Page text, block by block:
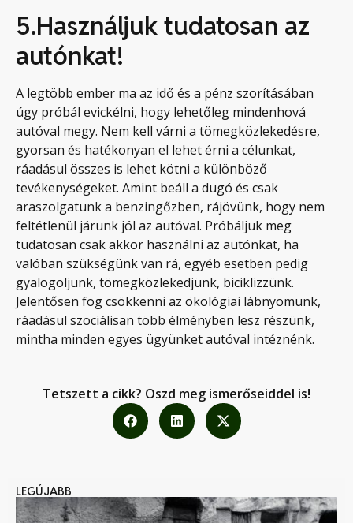
5.Használjuk tudatosan az
autónkat!
A legtöbb ember ma az idő és a pénz szorításában
úgy próbál evickélni, hogy lehetőleg mindenhová
autóval megy. Nem kell várni a tömegközlekedésre,
gyorsan és hatékonyan el lehet érni a célunkat,
ráadásul összes is lehet kötni a különböző
tevékenységeket. Amint beáll a dugó és csak
araszolgatunk a benzingőzben, rájövünk, hogy nem
feltétlenül járunk jól az autóval. Próbáljuk meg
tudatosan csak akkor használni az autónkat, ha
valóban szükségünk van rá, egyéb esetben pedig
gyalogoljunk, tömegközlekedjünk, biciklizzünk.
Jelentősen fog csökkenni az ökológiai lábnyomunk,
ráadásul szociálisan több élményben lesz részünk,
mintha minden egyes ügyünket autóval intéznénk.
Tetszett a cikk? Oszd meg ismerőseiddel is!
LEGÚJABB